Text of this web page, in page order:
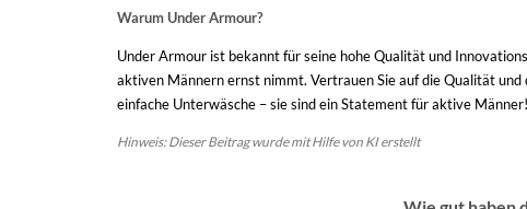
Warum Under Armour?
Under Armour ist bekannt für seine hohe Qualität und
aktiven Männern ernst nimmt. Vertrauen Sie auf die Qualität
einfache Unterwäsche – sie sind ein Statement für aktive Männer!
Hinweis: Dieser Beitrag wurde mit Hilfe von KI erstellt